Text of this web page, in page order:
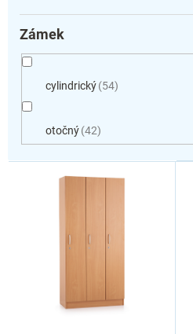
Zámek
cylindrický 54
otočný 42
V